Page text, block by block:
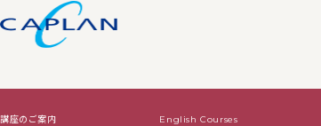
講座のご案内 English Courses